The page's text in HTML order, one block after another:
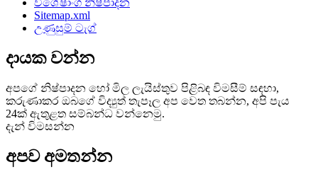
විශේෂාංග නිෂ්පාදන
Sitemap.xml
උණුසුම් ටැග්
දායක වන්න
අපගේ නිෂ්පාදන හෝ මිල ලැයිස්තුව පිළිබඳ විමසීම් සඳහා,
කරුණාකර ඔබගේ විද්‍යුත් තැපෑල අප වෙත තබන්න, අපි පැය
24ක් ඇතුළත සම්බන්ධ වන්නෙමු.
දැන් විමසන්න
අපව අමතන්න